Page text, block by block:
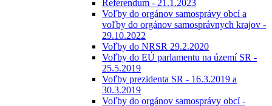
Referendum - 21.1.2023
Voľby do orgánov samosprávy obcí a
voľby do orgánov samosprávnych krajov -
29.10.2022
Voľby do NRSR 29.2.2020
Voľby do EÚ parlamentu na území SR -
25.5.2019
Voľby prezidenta SR - 16.3.2019 a
30.3.2019
Voľby do orgánov samosprávy obcí -